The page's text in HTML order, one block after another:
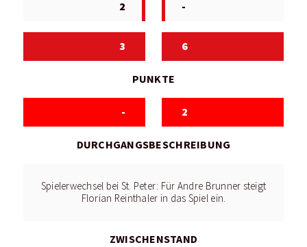
2 -
3 6
PUNKTE
- 2
DURCHGANGSBESCHREIBUNG
Spielerwechsel bei St. Peter: Für Andre Brunner steigt
Florian Reinthaler in das Spiel ein.
ZWISCHENSTAND